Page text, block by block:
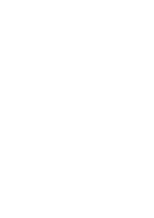
Ⅱ. 경쟁전
Ⅲ. 기업 목
제5절 인적
Ⅰ. 인적자
Ⅱ. 인적자
Ⅲ. 인적자
제2장 인적
제1절 인적
제2절 e-
Ⅰ. e-